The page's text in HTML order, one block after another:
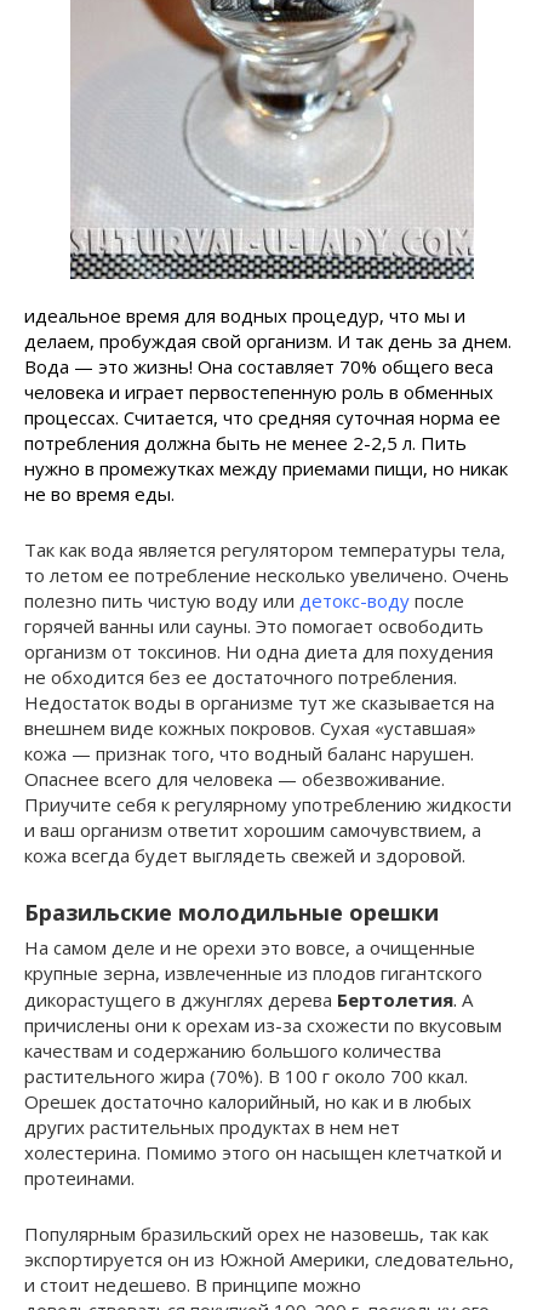
идеальное время для водных процедур, что мы и
делаем, пробуждая свой организм. И так день за днем.
Вода — это жизнь! Она составляет 70% общего веса
человека и играет первостепенную роль в обменных
процессах. Считается, что средняя суточная норма ее
потребления должна быть не менее 2-2,5 л. Пить
нужно в промежутках между приемами пищи, но никак
не во время еды.
Так как вода является регулятором температуры тела,
то летом ее потребление несколько увеличено. Очень
полезно пить чистую воду или детокс-воду после
горячей ванны или сауны. Это помогает освободить
организм от токсинов. Ни одна диета для похудения
не обходится без ее достаточного потребления.
Недостаток воды в организме тут же сказывается на
внешнем виде кожных покровов. Сухая «уставшая»
кожа — признак того, что водный баланс нарушен.
Опаснее всего для человека — обезвоживание.
Приучите себя к регулярному употреблению жидкости
и ваш организм ответит хорошим самочувствием, а
кожа всегда будет выглядеть свежей и здоровой.
Бразильские молодильные орешки
На самом деле и не орехи это вовсе, а очищенные
крупные зерна, извлеченные из плодов гигантского
дикорастущего в джунглях дерева Бертолетия. А
причислены они к орехам из-за схожести по вкусовым
качествам и содержанию большого количества
растительного жира (70%). В 100 г около 700 ккал.
Орешек достаточно калорийный, но как и в любых
других растительных продуктах в нем нет
холестерина. Помимо этого он насыщен клетчаткой и
протеинами.
Популярным бразильский орех не назовешь, так как
экспортируется он из Южной Америки, следовательно,
и стоит недешево. В принципе можно